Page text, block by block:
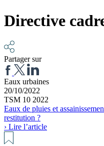
Directive
Partager sur
Eaux urbaines
20/10/2022
TSM 10 2022
Eaux de pluies et
restitution ?
› Lire l’article